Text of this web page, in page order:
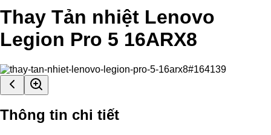
Thay Tản nhiệt Lenovo
Legion Pro 5 16ARX8
Thông tin chi tiết